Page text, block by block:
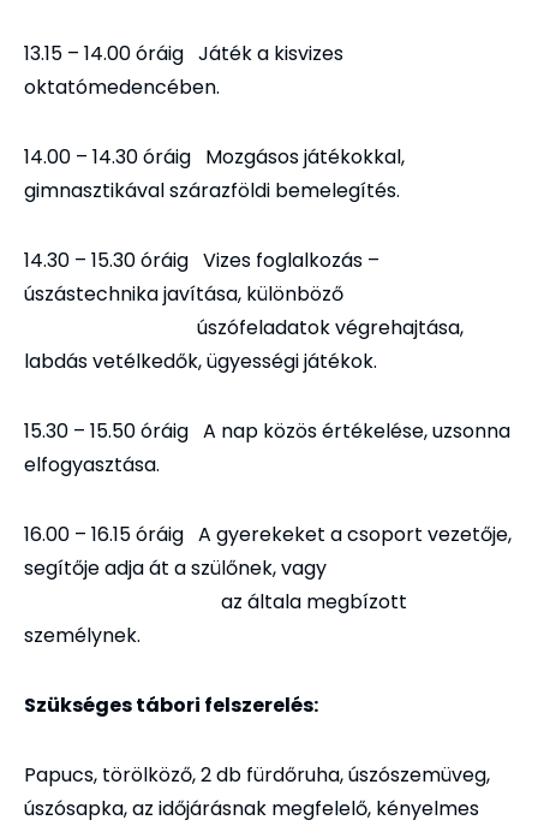
13.15 – 14.00 óráig Játék a kisvizes
oktatómedencében.
14.00 – 14.30 óráig Mozgásos játékokkal,
gimnasztikával szárazföldi bemelegítés.
14.30 – 15.30 óráig Vizes foglalkozás –
úszástechnika javítása, különböző
úszófeladatok végrehajtása,
labdás vetélkedők, ügyességi játékok.
15.30 – 15.50 óráig A nap közös értékelése, uzsonna
elfogyasztása.
16.00 – 16.15 óráig A gyerekeket a csoport vezetője,
segítője adja át a szülőnek, vagy
az általa megbízott
személynek.
Szükséges tábori felszerelés:
Papucs, törölköző, 2 db fürdőruha, úszószemüveg,
úszósapka, az időjárásnak megfelelő, kényelmes